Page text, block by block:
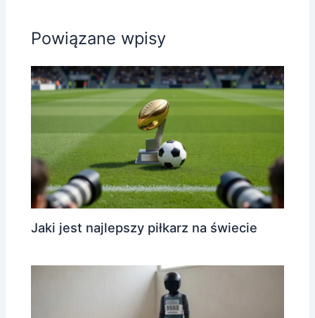
Powiązane wpisy
Jaki jest najlepszy piłkarz na świecie